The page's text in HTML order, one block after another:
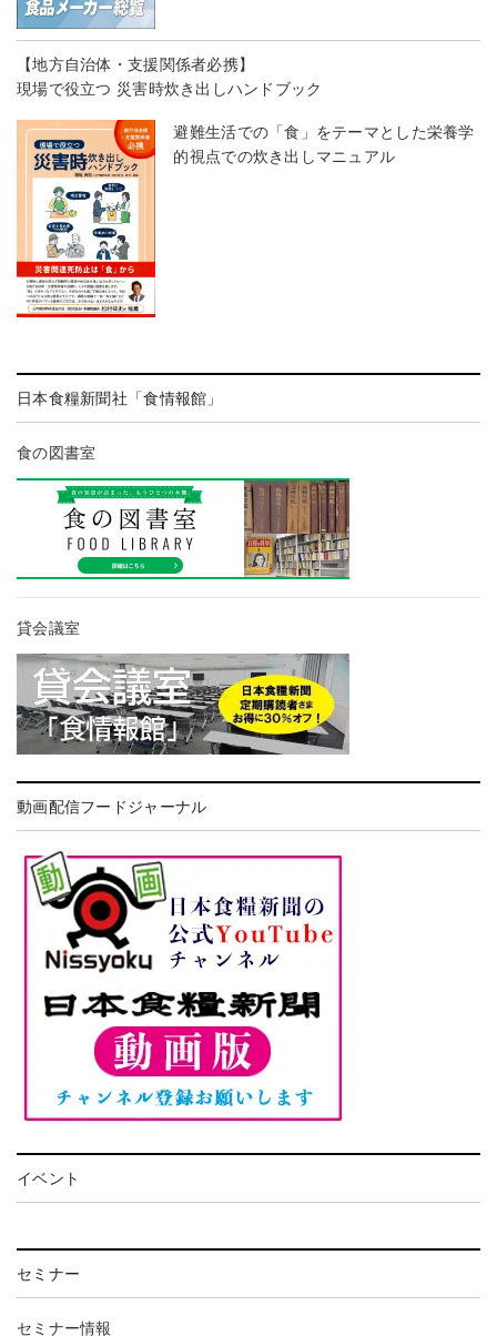
【地方自治体・支援関係者必携】
現場で役立つ 災害時炊き出しハンドブック
避難生活での「食」をテーマとした栄養学
的視点での炊き出しマニュアル
日本食糧新聞社「食情報館」
食の図書室
貸会議室
動画配信フードジャーナル
イベント
セミナー
セミナー情報